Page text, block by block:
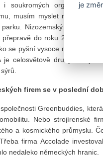
i soukromých organizací.
musím myslet na
Nizozemský státní
přepravě do roku 2030
se pyšní vysoce moderní,
je celosvětově druhým
firem se v poslední
Greenbuddies,
Nebo strojírenské
a kosmického průmyslu.
firma Accolade
nedaleko německých hranic.
je